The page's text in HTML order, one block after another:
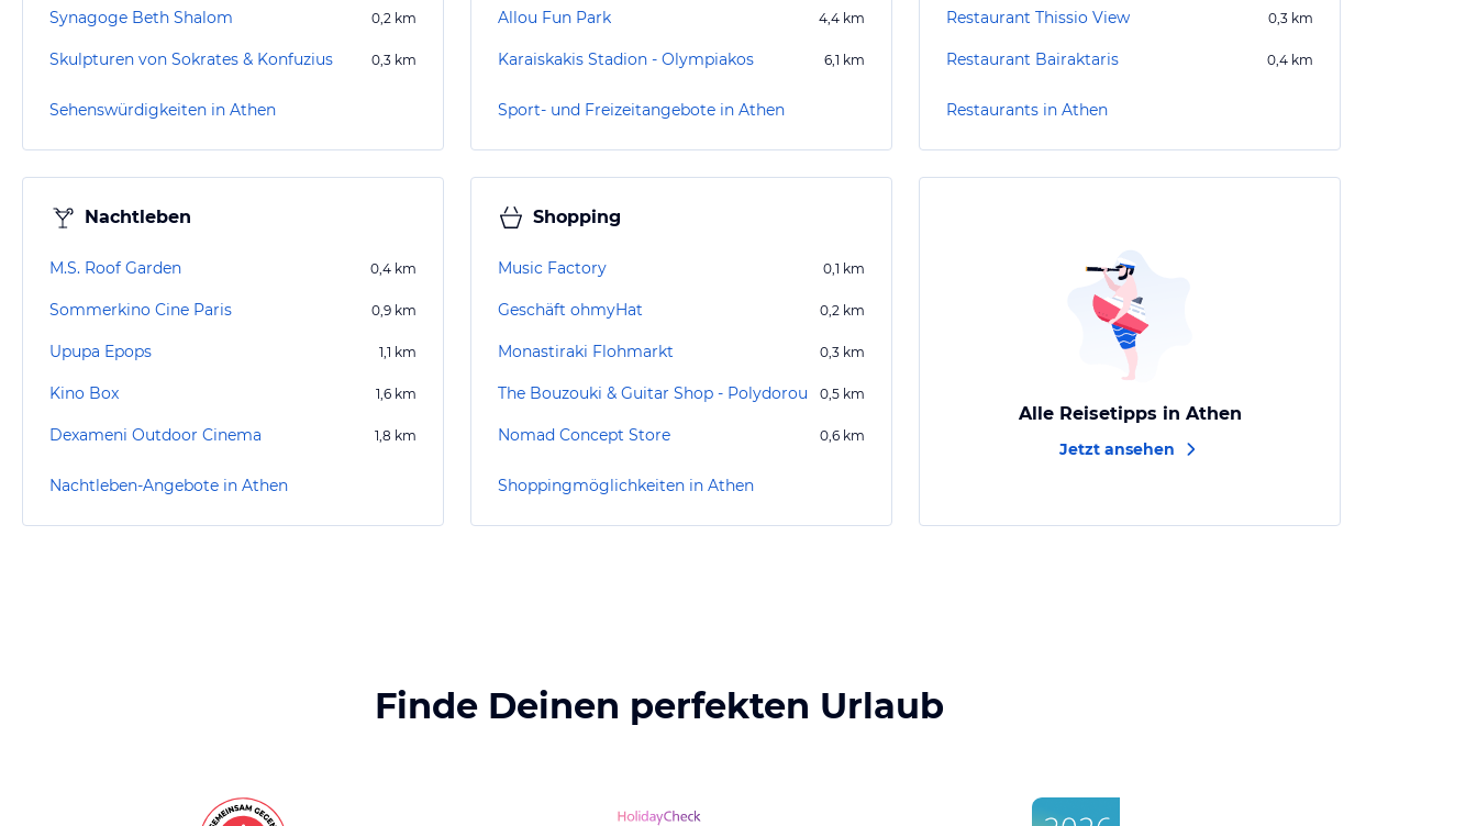
Synagoge Beth Shalom 0,2 km
Skulpturen von Sokrates & Konfuzius 0,3 km
Sehenswürdigkeiten in Athen
Allou Fun Park 4,4 km
Karaiskakis Stadion - Olympiakos 6,1 km
Sport- und Freizeitangebote in Athen
Restaurant Thissio View 0,3 km
Restaurant Bairaktaris 0,4 km
Restaurants in Athen
Nachtleben
M.S. Roof Garden 0,4 km
Sommerkino Cine Paris 0,9 km
Upupa Epops 1,1 km
Kino Box 1,6 km
Dexameni Outdoor Cinema 1,8 km
Nachtleben-Angebote in Athen
Shopping
Music Factory 0,1 km
Geschäft ohmyHat 0,2 km
Monastiraki Flohmarkt 0,3 km
The Bouzouki & Guitar Shop - Polydorou 0,5 km
Nomad Concept Store 0,6 km
Shoppingmöglichkeiten in Athen
Alle Reisetipps in Athen
Jetzt ansehen
Finde Deinen perfekten Urlaub